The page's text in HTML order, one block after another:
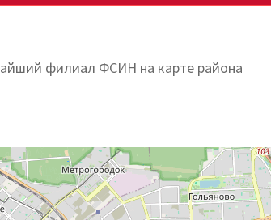
филиал ФСИН на карте района